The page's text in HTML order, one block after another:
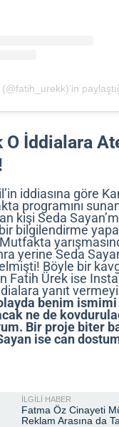
O İddialara
iddiasına göre
programını
kişi Seda
bilgilendirme
yerine Seda
Böyle bir
Fatih Ürek ise
yanıt
benim
ne de
Bir proje biter
ise can